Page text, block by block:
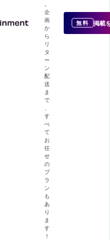
企
画
か
ら
リ
タ
ー
ン
配
送
ま
で
す
べ
て
お
任
せ
の
プ
ラ
ン
も
あ
り
ま
す
！
無料 掲載